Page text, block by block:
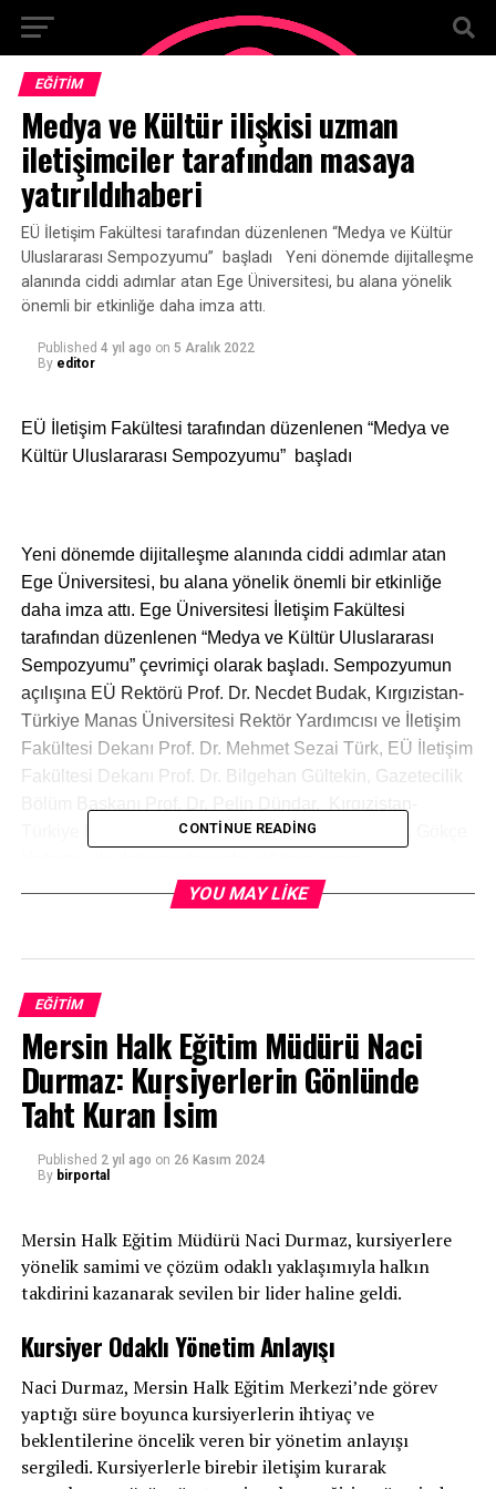
EĞITIM
Medya ve Kültür ilişkisi uzman
iletişimciler tarafından masaya
yatırıldıhaberi
EÜ İletişim Fakültesi tarafından düzenlenen “Medya ve Kültür
Uluslararası Sempozyumu” başladı Yeni dönemde dijitalleşme
alanında ciddi adımlar atan Ege Üniversitesi, bu alana yönelik
önemli bir etkinliğe daha imza attı.
Published 4 yıl ago on 5 Aralık 2022
By editor
EÜ İletişim Fakültesi tarafından düzenlenen “Medya ve
Kültür Uluslararası Sempozyumu” başladı
Yeni dönemde dijitalleşme alanında ciddi adımlar atan
Ege Üniversitesi, bu alana yönelik önemli bir etkinliğe
daha imza attı. Ege Üniversitesi İletişim Fakültesi
tarafından düzenlenen “Medya ve Kültür Uluslararası
Sempozyumu” çevrimiçi olarak başladı. Sempozyumun
açılışına EÜ Rektörü Prof. Dr. Necdet Budak, Kırgızistan-
Türkiye Manas Üniversitesi Rektör Yardımcısı ve İletişim
Fakültesi Dekanı Prof. Dr. Mehmet Sezai Türk, EÜ İletişim
Fakültesi Dekanı Prof. Dr. Bilgehan Gültekin, Gazetecilik
Türkiye Manas Üniversitesi öğretim üyesi Doç. Dr. Gökçe
akademisyenler ve öğrenciler katıldı.
Rektörü Prof. Dr. Necdet Budak, “Hepimizin bildiği üzere,
çağımızda en büyük değişim, iletişim alanında
yaşanmaktadır. Teknoloji alanında meydana gelen
gelişmeler her şeyden önce iletişim alanında kendini
göstermekte ve toplumda varlığını hissettirmektedir.
Çağımızda kuşkusuz ki medya, kültürün ulusal ve
uluslararası düzeyde bireylere ulaştırılması noktasında
toplumsal hayatta bireylerin çeşitli sosyal ihtiyaçlarını
gidermek için sık sık başvurdukları önemli bir kaynaktır.
Bireyler bu kaynağı bilgi edinme, eğlenme, haber alma
karşı sorumluluklarını, doğru ve tarafsız olarak
fonksiyonları yerine getirerek yapmaktadır. Bu noktadan
baktığımızda, hepimizin malumudur ki toplumda en
önemli iki kurumdan biri kültür diğeri medya olarak
görülmektedir. Bu iki kurumun önemi ve değeri bizleri ve
CONTINUE READING
YOU MAY LIKE
EĞITIM
Mersin Halk Eğitim Müdürü Naci
Durmaz: Kursiyerlerin Gönlünde
Taht Kuran İsim
Published 2 yıl ago on 26 Kasım 2024
By birportal
Mersin Halk Eğitim Müdürü Naci Durmaz, kursiyerlere
yönelik samimi ve çözüm odaklı yaklaşımıyla halkın
takdirini kazanarak sevilen bir lider haline geldi.
Kursiyer Odaklı Yönetim Anlayışı
Naci Durmaz, Mersin Halk Eğitim Merkezi’nde görev
yaptığı süre boyunca kursiyerlerin ihtiyaç ve
beklentilerine öncelik veren bir yönetim anlayışı
sergiledi. Kursiyerlerle birebir iletişim kurarak